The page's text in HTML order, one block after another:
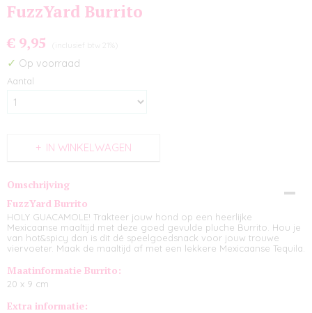
FuzzYard Burrito
€ 9,95 (inclusief btw 21%)
✓ Op voorraad
Aantal
IN WINKELWAGEN
Omschrijving
FuzzYard Burrito
HOLY GUACAMOLE! Trakteer jouw hond op een heerlijke
Mexicaanse maaltijd met deze goed gevulde pluche Burrito. Hou je
van hot&spicy dan is dit dé speelgoedsnack voor jouw trouwe
viervoeter. Maak de maaltijd af met een lekkere Mexicaanse Tequila.
Maatinformatie Burrito:
20 x 9 cm
Extra informatie: